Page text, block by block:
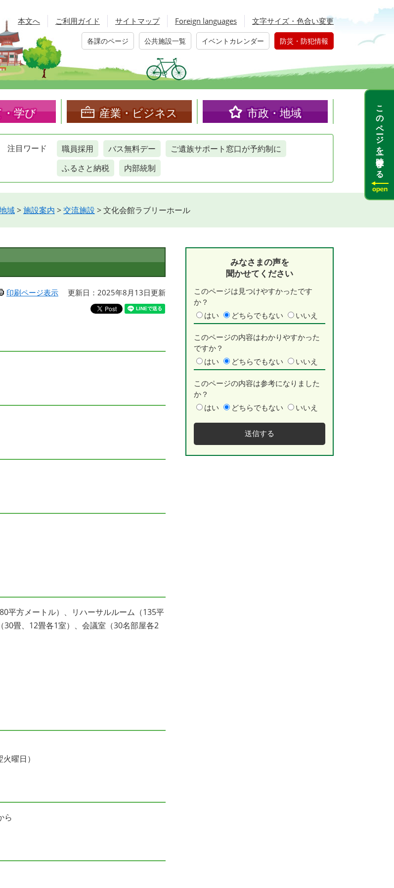
本文へ ご利用ガイド サイトマップ Foreign languages 文字サイズ・色合い変更
各課のページ 公共施設一覧 イベントカレンダー 防災・防犯情報
学び 産業・ビジネス 市政・地域
注目 ワード 職員採用 バス無料デー
ご遺族サポート窓口が予約制に
ふるさと納税
内部統制
域>施設案内 >交流施設 >文化会館ラブリーホール
印刷ページ表示 更新日：2025年8月13日更新
平方メートル）、リハーサルルーム（135平
畳、12畳各1室）、会議室（30名部屋各2
曜日）
ら
みなさまの声を
聞かせてください
このページは見つけやすかったです
か？
はい
どちらでもない いいえ
このページの内容はわかりやすかった
ですか？
はい
どちらでもない いいえ
このページの内容は参考になりました
か？
はい
どちらでもない いいえ
このページを一時保存する